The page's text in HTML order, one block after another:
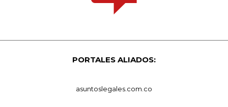
PORTALES ALIADOS:
asuntoslegales.com.co